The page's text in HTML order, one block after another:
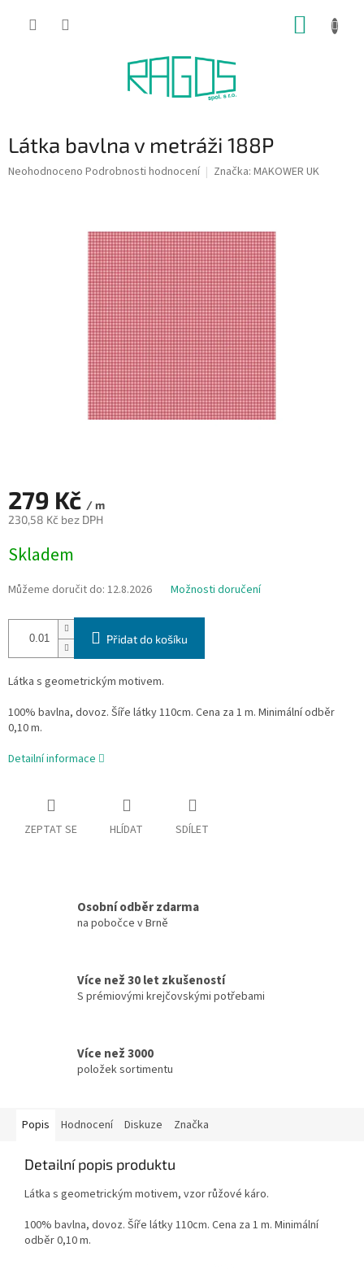
Látka bavlna v metráži 188P
Průměrné
Neohodnoceno Podrobnosti hodnocení Značka: MAKOWER UK
279 Kč / m
230,58 Kč bez DPH
cena:
Skladem
Můžeme doručit do: 12.8.2026 Možnosti doručení
Přidat do košíku
Látka s geometrickým motivem.
100% bavlna, dovoz. Šíře látky 110cm. Cena za 1 m. Minimální odběr
0,10 m.
Detailní informace
ZEPTAT SE HLÍDAT SDÍLET
Osobní odběr zdarma
na pobočce v Brně
Více než 30 let zkušeností
S prémiovými krejčovskými potřebami
Více než 3000
položek sortimentu
Popis Hodnocení Diskuze Značka
Detailní popis produktu
Látka s geometrickým motivem, vzor růžové káro.
100% bavlna, dovoz. Šíře látky 110cm. Cena za 1 m. Minimální
odběr 0,10 m.